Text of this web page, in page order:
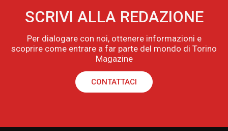
SCRIVI ALLA REDAZIONE
Per dialogare con noi, ottenere informazioni e
scoprire come entrare a far parte del mondo di Torino
Magazine
CONTATTACI